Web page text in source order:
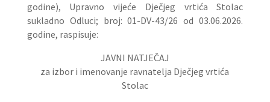
godine), Upravno vijeće Dječjeg vrtića Stolac
sukladno Odluci; broj: 01-DV-43/26 od 03.06.2026.
godine, raspisuje:
JAVNI NATJEČAJ
za izbor i imenovanje ravnatelja Dječjeg vrtića
Stolac